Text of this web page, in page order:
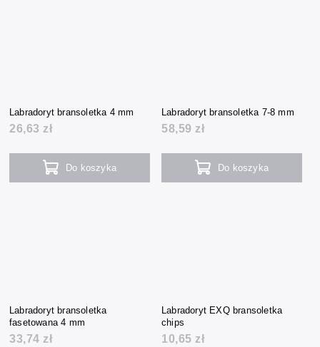
Labradoryt bransoletka 4 mm
26,63 zł
Do koszyka
Labradoryt bransoletka 7-8 mm
58,59 zł
Do koszyka
Labradoryt bransoletka
fasetowana 4 mm
33,74 zł
Labradoryt EXQ bransoletka
chips
10,65 zł